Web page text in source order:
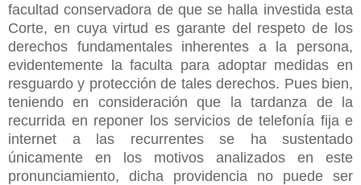
facultad conservadora de que se halla investida esta
Corte, en cuya virtud es garante del respeto de los
derechos fundamentales inherentes a la persona,
evidentemente la faculta para adoptar medidas en
resguardo y protección de tales derechos. Pues bien,
teniendo en consideración que la tardanza de la
recurrida en reponer los servicios de telefonía fija e
internet a las recurrentes se ha sustentado
únicamente en los motivos analizados en este
pronunciamiento, dicha providencia no puede ser